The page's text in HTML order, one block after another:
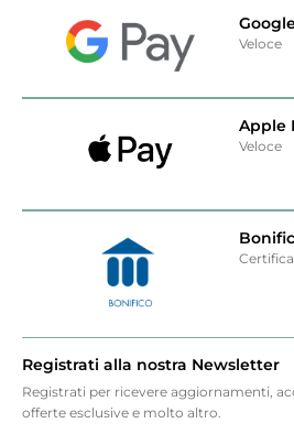
Veloce
Apple
Veloce
Registrati alla nostra Newsletter
Registrati per ricevere aggiornamenti,
offerte esclusive e molto altro.